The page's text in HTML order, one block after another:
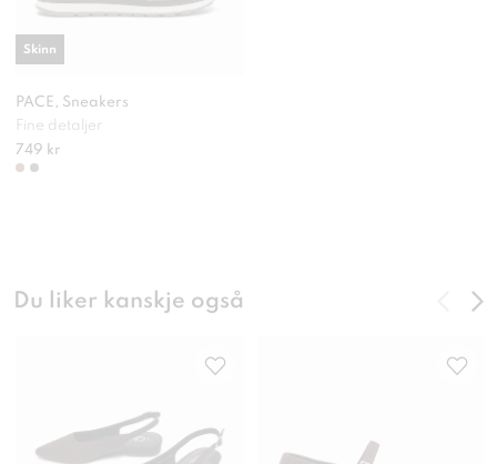
PACE, Sneakers
Fine detaljer
749 kr
Skinn
Du liker kanskje også